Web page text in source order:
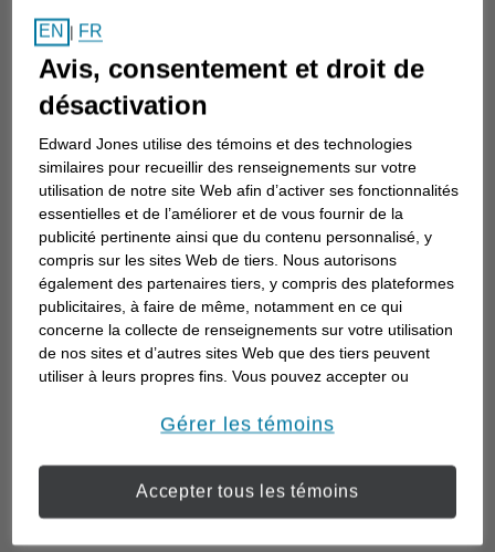
Les documents suivants décrivent les conditions
qui régissent votre accès à la technologie
d’appareil de prise d’empreintes digitales ou de
reconnaissance faciale par numérisation et
l’authentification d’Accès en ligne :
Conditions d’utilisation de l’identification
biométrique d’Accès en ligne (PDF)
Modalités de l’envoi
électronique
Le document suivant décrit les conditions qui
régissent la réception de certaines informations
Modalités de l’envoi électronique par Edward
Jones (PDF)
EN | FR
Avis, consentement et droit de
désactivation
Edward Jones utilise des témoins et des technologies
similaires pour recueillir des renseignements sur votre
utilisation de notre site Web afin d’activer ses fonctionnalités
essentielles et de l’améliorer et de vous fournir de la
publicité pertinente ainsi que du contenu personnalisé, y
compris sur les sites Web de tiers. Nous autorisons
également des partenaires tiers, y compris des plateformes
publicitaires, à faire de même, notamment en ce qui
concerne la collecte de renseignements sur votre utilisation
de nos sites et d’autres sites Web que des tiers peuvent
utiliser à leurs propres fins. Vous pouvez accepter ou
Pour en savoir plus sur la façon dont nous utilisons les
veuillez consulter notreDéclaration de confidentialité de
l’information transmise en ligne opens in a new window
.
Gérer les témoins
Accepter tous les témoins